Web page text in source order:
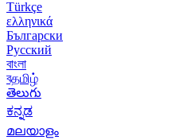
Türkçe
ελληνικά
Български
Русский
বাংলা
বதமிழ்
తెలుగు
ಕನ್ನಡ
മലയാളം